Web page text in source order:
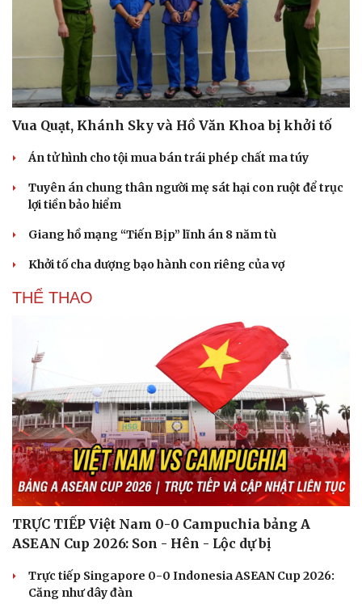
Văn hóa
Văn học
Di sản
Giải trí
Thời trang
Vua Quạt, Khánh Sky và Hồ Văn Khoa bị khởi tố
Án tử hình cho tội mua bán trái phép chất ma túy
Tuyên án chung thân người mẹ sát hại con ruột để trục
lợi tiền bảo hiểm
Giang hồ mạng “Tiến Bịp” lĩnh án 8 năm tù
Khởi tố cha dượng bạo hành con riêng của vợ
THỂ THAO
TRỰC TIẾP Việt Nam 0-0 Campuchia bảng A
ASEAN Cup 2026: Son - Hên - Lộc dự bị
Trực tiếp Singapore 0-0 Indonesia ASEAN Cup 2026:
Căng như dây đàn